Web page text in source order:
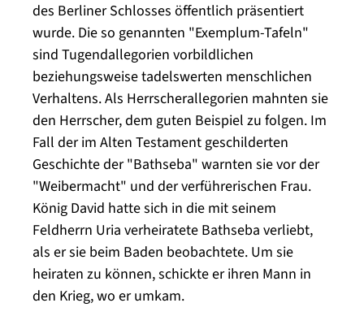
des Berliner Schlosses öffentlich präsentiert
wurde. Die so genannten "Exemplum-Tafeln"
sind Tugendallegorien vorbildlichen
beziehungsweise tadelswerten menschlichen
Verhaltens. Als Herrscherallegorien mahnten sie
den Herrscher, dem guten Beispiel zu folgen. Im
Fall der im Alten Testament geschilderten
Geschichte der "Bathseba" warnten sie vor der
"Weibermacht" und der verführerischen Frau.
König David hatte sich in die mit seinem
Feldherrn Uria verheiratete Bathseba verliebt,
als er sie beim Baden beobachtete. Um sie
heiraten zu können, schickte er ihren Mann in
den Krieg, wo er umkam.